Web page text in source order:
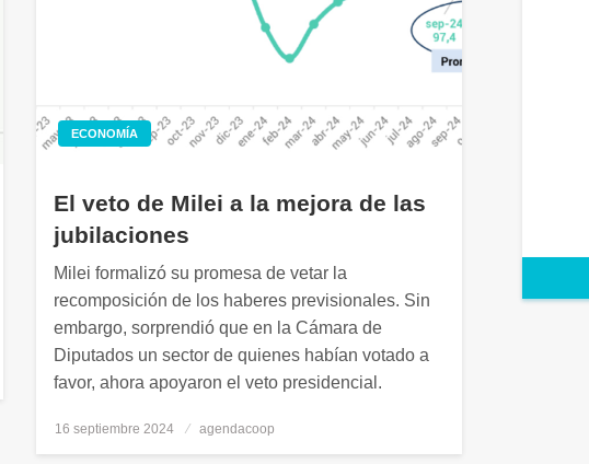
ECONOMÍA
El veto de Milei a la mejora de las
jubilaciones
Milei formalizó su promesa de vetar la
recomposición de los haberes previsionales. Sin
embargo, sorprendió que en la Cámara de
Diputados un sector de quienes habían votado a
favor, ahora apoyaron el veto presidencial.
Publicado
16 septiembre 2024 agendacoop